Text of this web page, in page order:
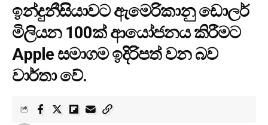
ඉන්දුනීසියාවට ඇමෙරිකානු ඩොලර්
මිලියන 100ක් ආයෝජනය කිරීමට
Apple සමාගම ඉදිරිපත් වන බව
වාර්තා වේ.